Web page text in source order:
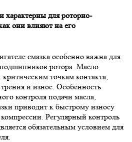
характерны для роторно-
они влияют на его
смазка особенно важна для
ротора. Масло
точкам контакта,
и износ. Особенность
контроля подачи масла,
приводит к быстрому износу
Регулярный контроль
обязательным условием для